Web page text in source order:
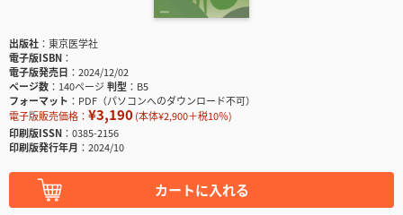
出版社
東京医学社
電子版ISBN
電子版発売日
2024/12/02
ページ数
140ページ判型
B5
フォーマット
PDF（パソコンへのダウンロード不可）
電子版販売価格： ¥3,190(本体¥2,900＋税10％)
印刷版ISSN
0385-2156
印刷版発行年月
2024/10
カートに入れる